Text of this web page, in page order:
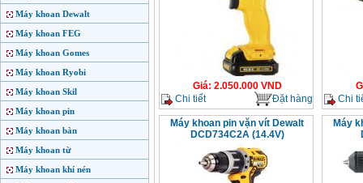
Máy khoan Dewalt
Máy khoan FEG
Máy khoan Gomes
Máy khoan Ryobi
Máy khoan Skil
Máy khoan pin
Máy khoan bàn
Máy khoan từ
Máy khoan khí nén
Giá: 2.050.000VND
Chi tiết
Đặt hàng
Chi
Máy khoan pin vặn vít Dewalt
DCD734C2A (14.4V)
Máy